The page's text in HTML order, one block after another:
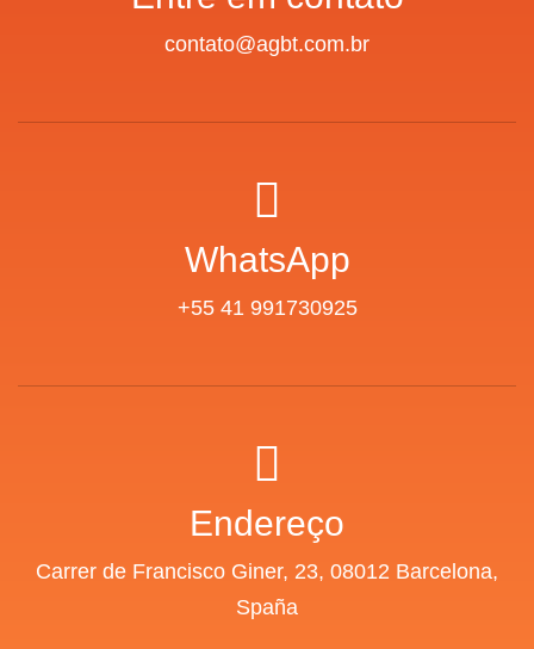
contato@agbt.com.br
WhatsApp
+55 41 991730925
Endereço
Carrer de Francisco Giner, 23, 08012 Barcelona,
Spaña